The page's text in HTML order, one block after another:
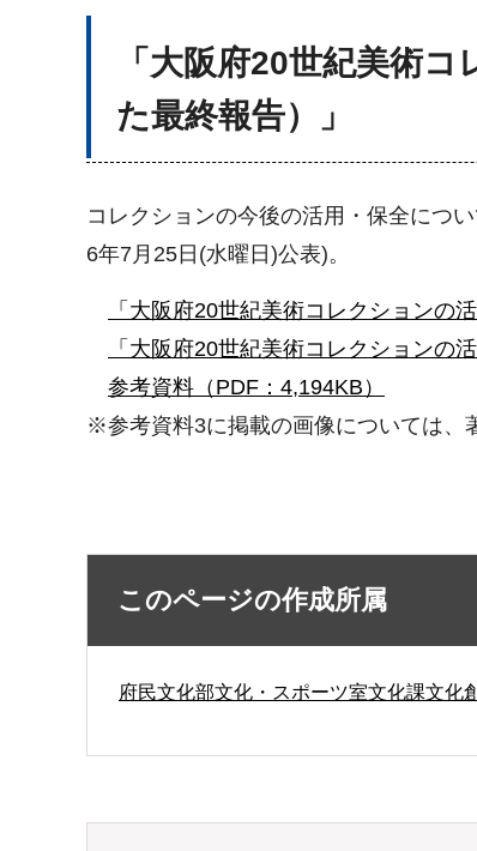
「大阪府20世紀美術
た最終報告）」
コレクションの今後の活用・保全につ
6年7月25日(水曜日)公表)。
「大阪府20世紀美術コレクションの
「大阪府20世紀美術コレクションの
参考資料（PDF：4,194KB）
※参考資料3に掲載の画像については、
このページの作成所属
府民文化部文化・スポーツ室文化課文化